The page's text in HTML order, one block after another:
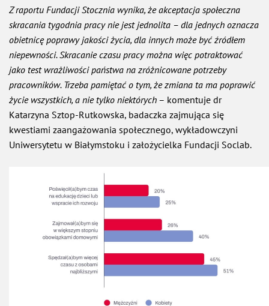
Z raportu Fundacji Stocznia wynika, że akceptacja społeczna
skracania tygodnia pracy nie jest jednolita – dla jednych oznacza
obietnicę poprawy jakości życia, dla innych może być źródłem
niepewności. Skracanie czasu pracy można więc potraktować
jako test wrażliwości państwa na zróżnicowane potrzeby
pracowników. Trzeba pamiętać o tym, że zmiana ta ma poprawić
życie wszystkich, a nie tylko niektórych – komentuje dr
Katarzyna Sztop-Rutkowska, badaczka zajmująca się
kwestiami zaangażowania społecznego, wykładowczyni
Uniwersytetu w Białymstoku i założycielka Fundacji Soclab.